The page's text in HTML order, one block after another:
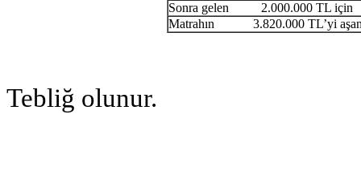
Sonra gelen 2.000.000 TL için
Matrahın 3.820.000 TL’yi aşan
Tebliğ olunur.